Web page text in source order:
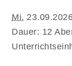
Mi.
Dauer: 12